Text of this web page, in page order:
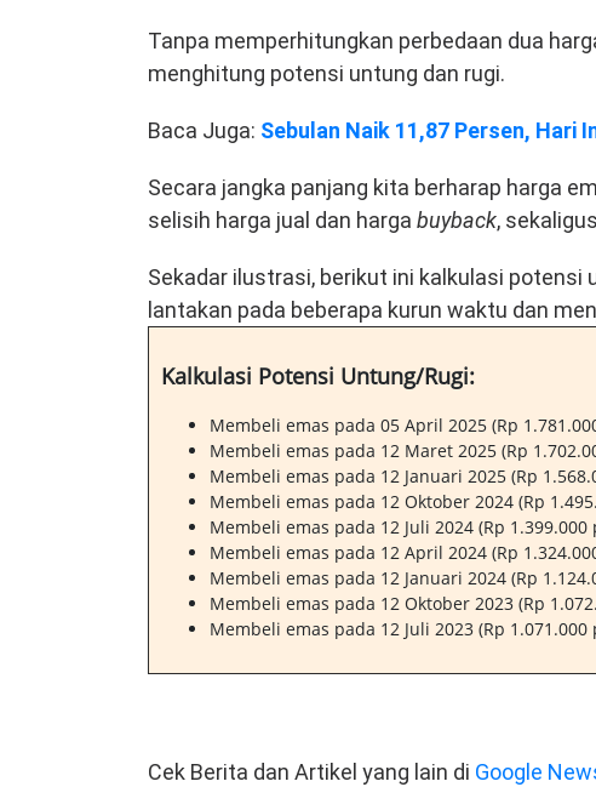
Tanpa memperhitungkan perbedaan dua
menghitung potensi untung dan rugi.
Baca Juga: Sebulan Naik 11,87 Persen, Hari
Secara jangka panjang kita berharap harga
selisih harga jual dan harga buyback,
Sekadar ilustrasi, berikut ini kalkulasi
lantakan pada beberapa kurun waktu dan
Kalkulasi Potensi Untung/Rugi:
Membeli emas pada 05 April 2025 (Rp
Membeli emas pada 12 Maret 2025 (Rp
Membeli emas pada 12 Januari 2025 (Rp
Membeli emas pada 12 Oktober 2024 (Rp
Membeli emas pada 12 Juli 2024 (Rp
Membeli emas pada 12 April 2024 (Rp
Membeli emas pada 12 Januari 2024 (Rp
Membeli emas pada 12 Oktober 2023 (Rp
Membeli emas pada 12 Juli 2023 (Rp
Cek Berita dan Artikel yang lain di Google